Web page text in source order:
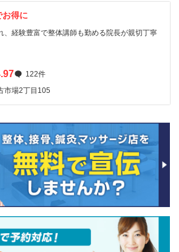
お得に
、経験豊富で整体講師も勤める院長が親切丁寧
122件
市場2丁目105